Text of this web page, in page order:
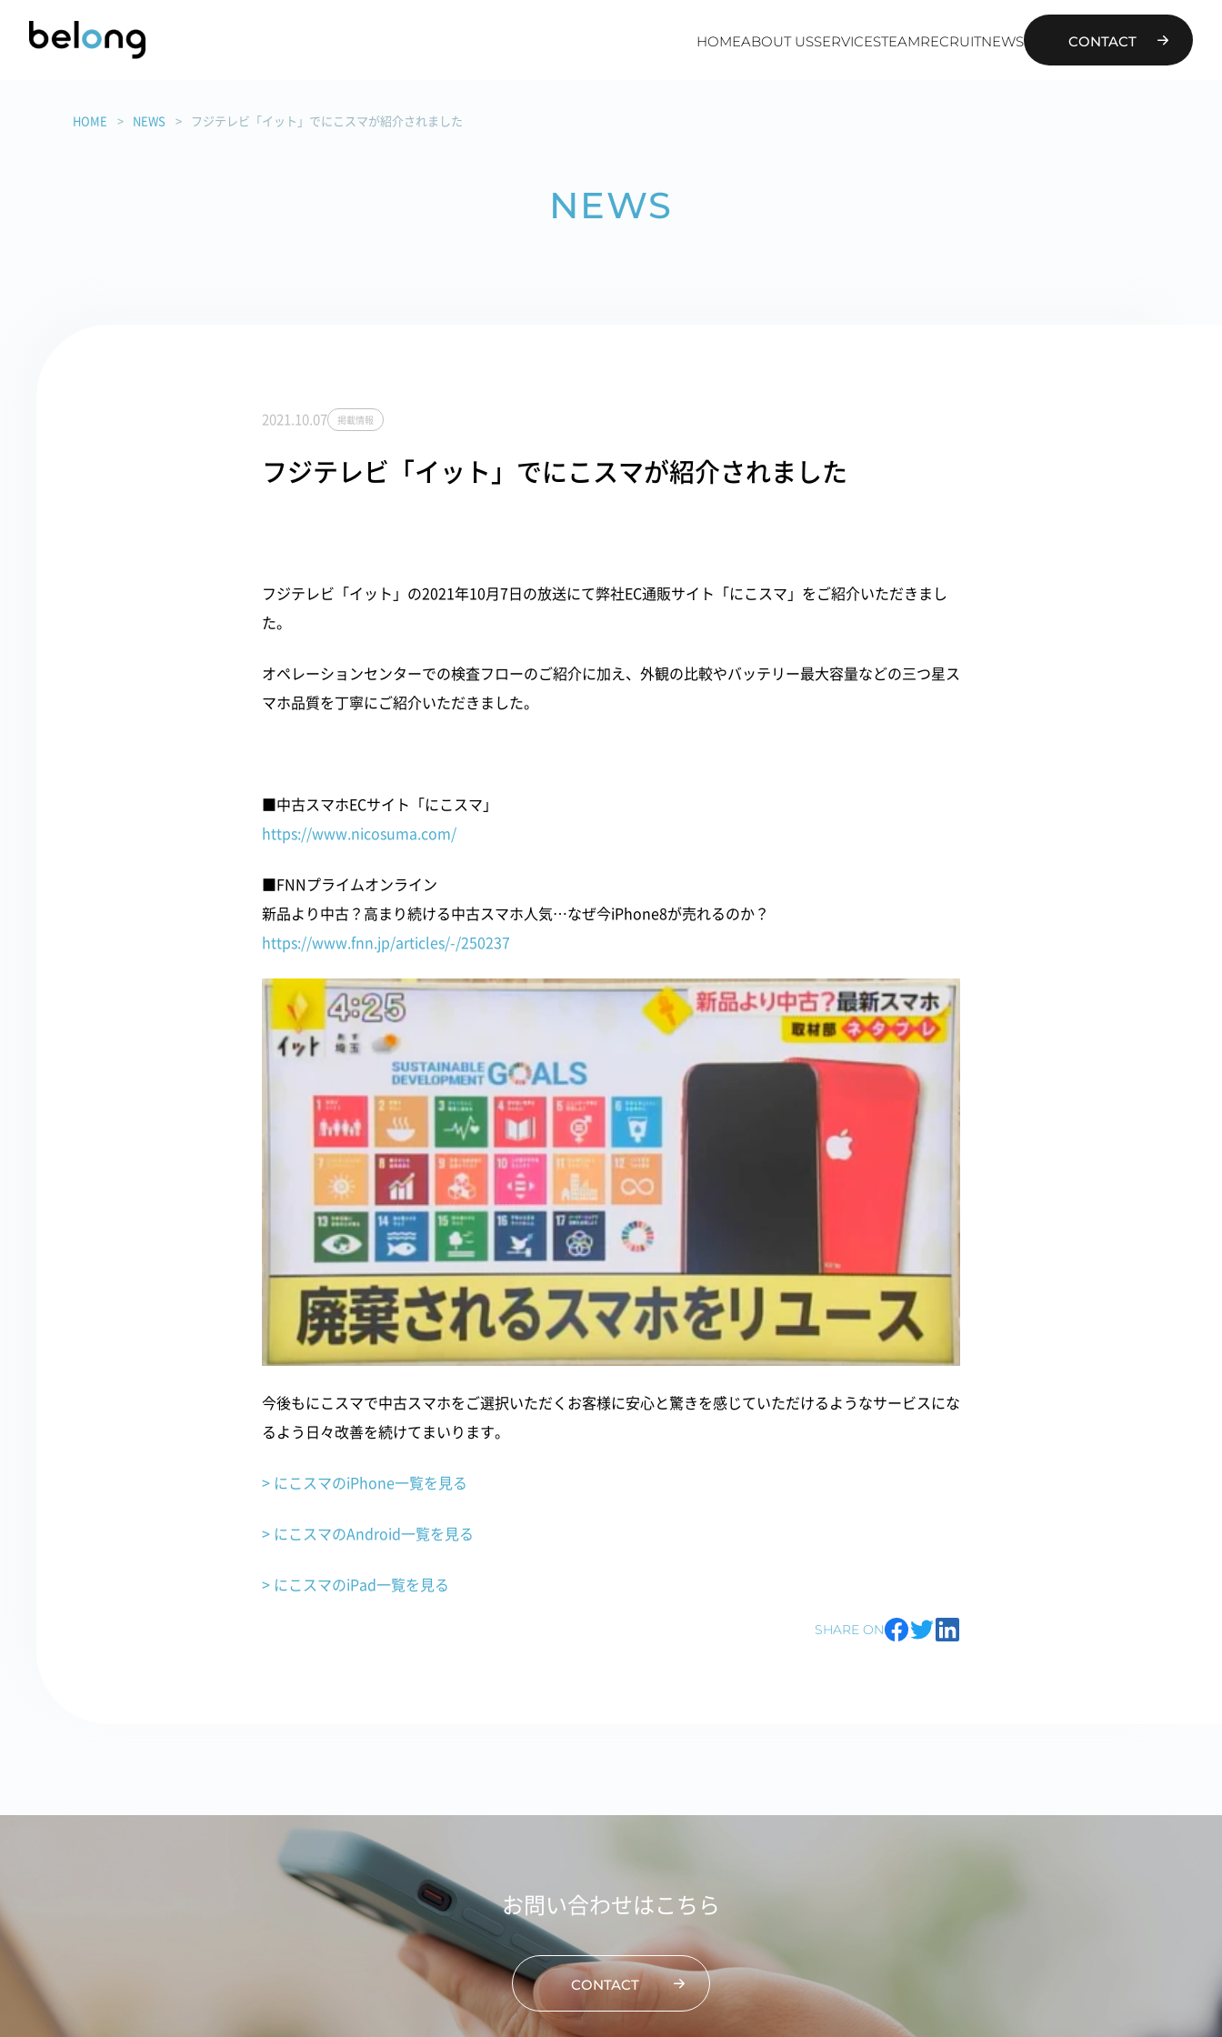
HOMEABOUT USSERVICESTEAMRECRUITNEWS CONTACT
HOME NEWS フジテレビ「イット」でにこスマが紹介されました
NEWS
2021.10.07 掲載情報
フジテレビ「イット」でにこスマが紹介されました
フジテレビ「イット」の2021年10月7日の放送にて弊社EC通販サイト「にこスマ」をご紹介いただきまし
た。
オペレーションセンターでの検査フローのご紹介に加え、外観の比較やバッテリー最大容量などの三つ星ス
マホ品質を丁寧にご紹介いただきました。
■中古スマホECサイト「にこスマ」
https://www.nicosuma.com/
■FNNプライムオンライン
新品より中古？高まり続ける中古スマホ人気…なぜ今iPhone8が売れるのか？
https://www.fnn.jp/articles/-/250237
今後もにこスマで中古スマホをご選択いただくお客様に安心と驚きを感じていただけるようなサービスにな
るよう日々改善を続けてまいります。
> にこスマのiPhone一覧を見る
> にこスマのAndroid一覧を見る
> にこスマのiPad一覧を見る
SHARE ON
お問い合わせはこちら
CONTACT